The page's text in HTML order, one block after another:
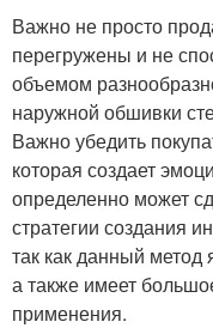
Важно не просто
перегружены и не
объемом
наружной обшивки
Важно убедить
которая создает
определенно может
стратегии создания
так как данный
а также имеет
применения.